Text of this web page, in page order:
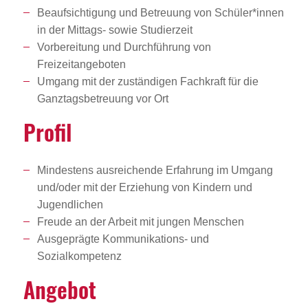
Beaufsichtigung und Betreuung von Schüler*innen
in der Mittags- sowie Studierzeit
Vorbereitung und Durchführung von
Freizeitangeboten
Umgang mit der zuständigen Fachkraft für die
Ganztagsbetreuung vor Ort
Profil
Mindestens ausreichende Erfahrung im Umgang
und/oder mit der Erziehung von Kindern und
Jugendlichen
Freude an der Arbeit mit jungen Menschen
Ausgeprägte Kommunikations- und
Sozialkompetenz
Angebot